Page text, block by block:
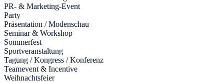
PR- & Marketing-Event
Party
Präsentation / Modenschau
Seminar & Workshop
Sommerfest
Sportveranstaltung
Tagung / Kongress / Konferenz
Teamevent & Incentive
Weihnachtsfeier